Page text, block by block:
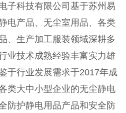
子科技有限公司基于苏州易
电产品、无尘室用品、各类
、生产加工服装领域深耕多
业技术成熟经验丰富实力雄
于行业发展需求于2017年成
类大中小型企业的无尘静电
防护静电用品产品和安全防